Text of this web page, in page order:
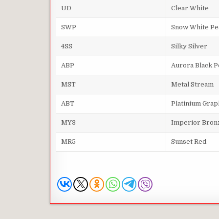
UD Clear White
SWP Snow White
4SS Silky Silver
ABP Aurora Black
MST Metal Stream
ABT Platinium
MY3 Imperior
MR5 Sunset Red